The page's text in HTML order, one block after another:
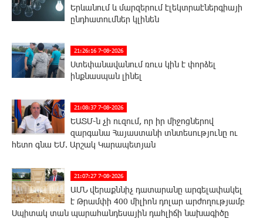
Երևանում և մարզերում էլեկտրաէներգիայի
ընդհատումներ կլինեն
21:26:16 7-08-2026
Ստեփանավանում ռուս կին է փորձել
ինքնասպան լինել
21:08:37 7-08-2026
ԵԱՏՄ֊ն չի ուզում, որ իր միջոցներով
զարգանա Հայաստանի տնտեսությունը ու
հետո գնա ԵՄ. Արշակ Կարապետյան
21:07:27 7-08-2026
ԱՄՆ վերաքննիչ դատարանը արգելափակել
է Թրամփի 400 միլիոն դոլար արժողությամբ
Սպիտակ տան պարահանդեսային դահլիճի նախագիծը